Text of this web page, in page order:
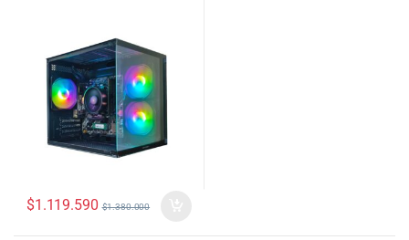
$1.119.590 $1.380.000